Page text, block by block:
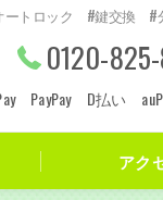
トロック #鍵交換
0120-
PayPay D払い
アク